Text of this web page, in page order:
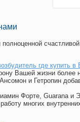
где купить в
Вашей жизни более
и Гетропин
Форте, Guarana и
многих